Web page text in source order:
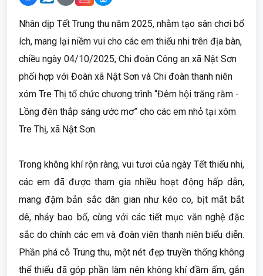
Nhân dịp Tết Trung thu năm 2025, nhằm tạo sân chơi bổ
ích, mang lại niềm vui cho các em thiếu nhi trên địa bàn,
chiều ngày 04/10/2025, Chi đoàn Công an xã Nật Sơn
phối hợp với Đoàn xã Nật Sơn và Chi đoàn thanh niên
xóm Tre Thị tổ chức chương trình “Đêm hội trăng rằm -
Lồng đèn thắp sáng ước mơ” cho các em nhỏ tại xóm
Tre Thị, xã Nật Sơn.
Trong không khí rộn ràng, vui tươi của ngày Tết thiếu nhi,
các em đã được tham gia nhiều hoạt động hấp dẫn,
mang đậm bản sắc dân gian như kéo co, bịt mắt bắt
dê, nhảy bao bố, cùng với các tiết mục văn nghệ đặc
sắc do chính các em và đoàn viên thanh niên biểu diễn.
Phần phá cỗ Trung thu, một nét đẹp truyền thống không
thể thiếu đã góp phần làm nên không khí đầm ấm, gắn